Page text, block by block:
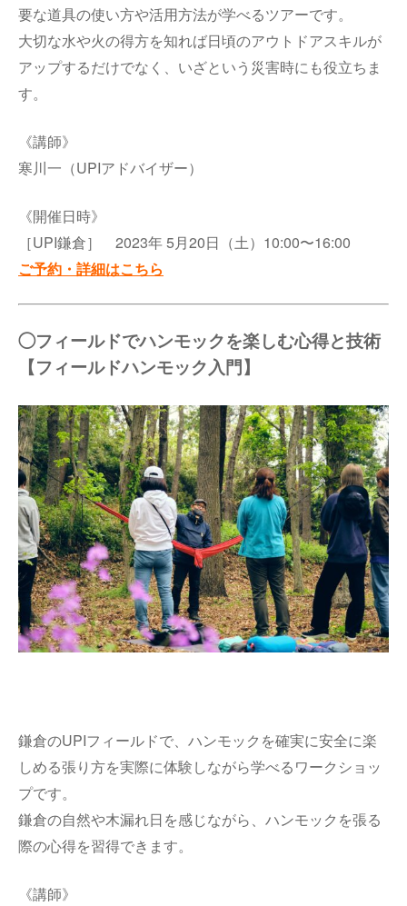
要な道具の使い方や活用方法が学べるツアーです。
大切な水や火の得方を知れば日頃のアウトドアスキルが
アップするだけでなく、いざという災害時にも役立ちま
す。
《講師》
寒川一（UPIアドバイザー）
《開催日時》
［UPI鎌倉］ 2023年 5月20日（土）10:00〜16:00
ご予約・詳細はこちら
◯フィールドでハンモックを楽しむ心得と技術
【フィールドハンモック入門】
鎌倉のUPIフィールドで、ハンモックを確実に安全に楽
しめる張り方を実際に体験しながら学べるワークショッ
プです。
鎌倉の自然や木漏れ日を感じながら、ハンモックを張る
際の心得を習得できます。
《講師》